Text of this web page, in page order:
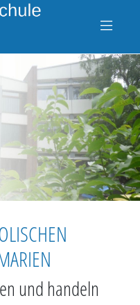
und handeln